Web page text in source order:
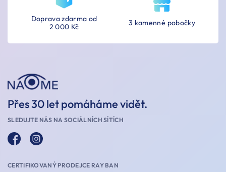
3 kamenné pobočky
Doprava zdarma od
2 000 Kč
Přes 30 let pomáháme vidět.
SLEDUJTE NÁS NA SOCIÁLNÍCH SÍTÍCH
CERTIFIKOVANÝ PRODEJCE RAY BAN